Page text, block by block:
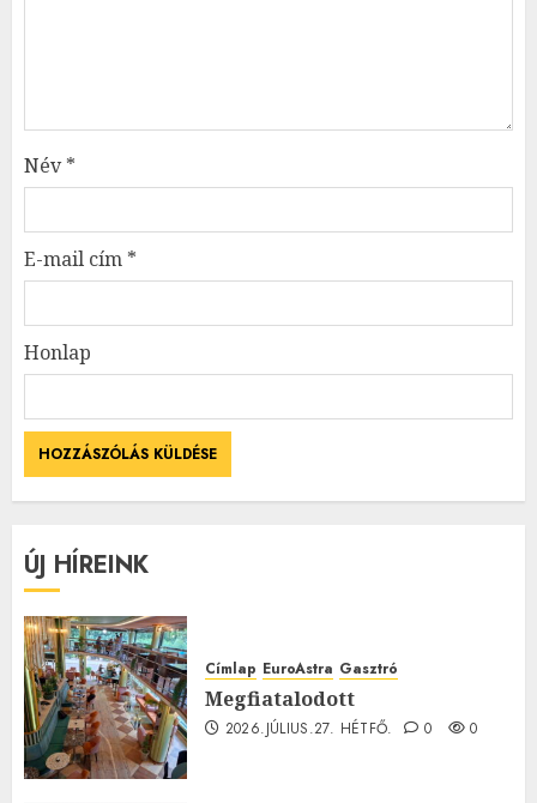
Név*
E-mail cím *
Honlap
ÚJ HÍREINK
Címlap EuroAstra Gasztró
Megfiatalodott
2026.JÚLIUS.27. HÉTFŐ. 0 0